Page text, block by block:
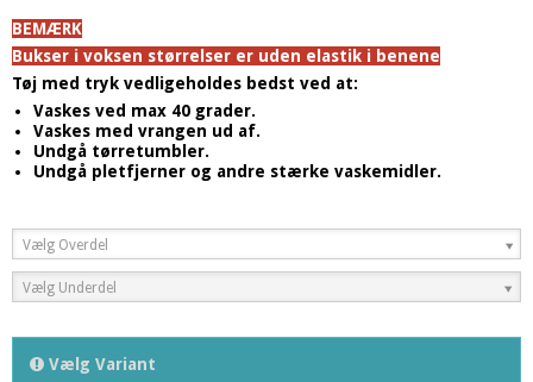
BEMÆRK
Bukser i voksen størrelser er uden elastik i benene
Tøj med tryk vedligeholdes bedst ved at:
Vaskes ved max 40 grader.
Vaskes med vrangen ud af.
Undgå tørretumbler.
Undgå pletfjerner og andre stærke vaskemidler.
Vælg Overdel
Vælg Underdel
Vælg Variant